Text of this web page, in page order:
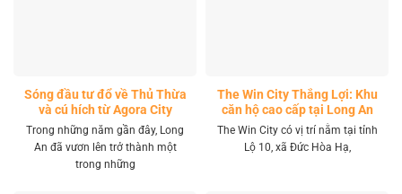
Sóng đầu tư đổ về Thủ Thừa
và cú hích từ Agora City
Trong những năm gần đây, Long
An đã vươn lên trở thành một
trong những
The Win City Thắng Lợi: Khu
căn hộ cao cấp tại Long An
The Win City có vị trí nằm tại tỉnh
Lộ 10, xã Đức Hòa Hạ,